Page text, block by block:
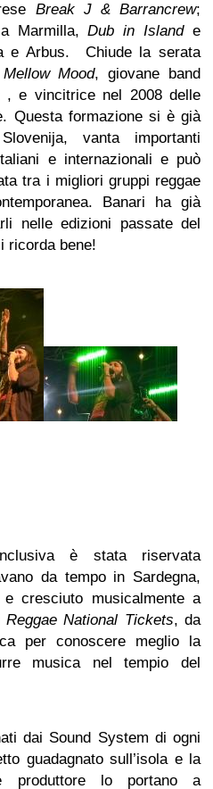
Break J & Barrancrew;
Marmilla,Dub in Islande
e Arbus. Chiude la serata
Mellow Mood, giovane band
, e vincitrice nel 2008 delle
Questa formazione si è già
vanta importanti
e internazionali e può
tra i migliori gruppi reggae
Banari ha già
nelle edizioni passate del
ricorda bene!
è stata riservata
da tempo in Sardegna,
cresciuto musicalmente a
Reggae National Tickets, da
per conoscere meglio la
musica nel tempio del
dai Sound System di ogni
guadagnato sull’isola e la
produttore lo portano a